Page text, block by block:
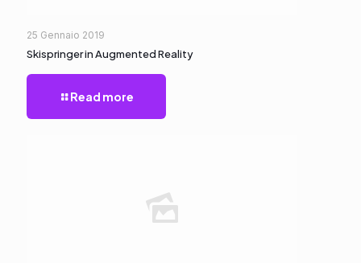
25 Gennaio 2019
Skispringer in Augmented Reality
Read more